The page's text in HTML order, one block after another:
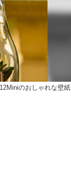
のおしゃれな壁紙